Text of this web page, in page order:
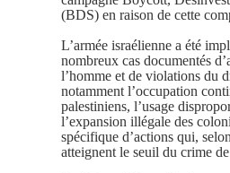
(BDS) en raison de cette
L’armée israélienne a été
nombreux cas documentés
l’homme et de violations du
notamment l’occupation
palestiniens, l’usage
l’expansion illégale des
spécifique d’actions qui,
atteignent le seuil du crime